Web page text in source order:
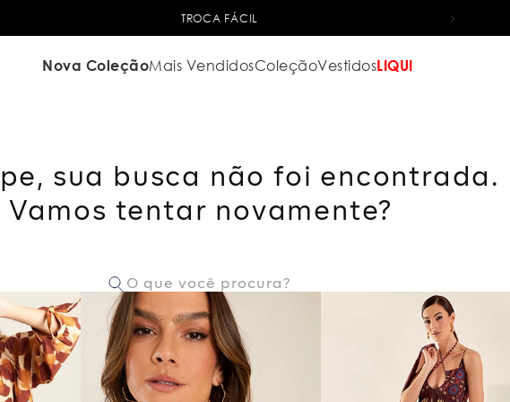
TROCA FÁCIL
Nova ColeçãoMais VendidosColeçãoVestidosLIQUI
sua busca não foi encontrada.
Vamos tentar novamente?